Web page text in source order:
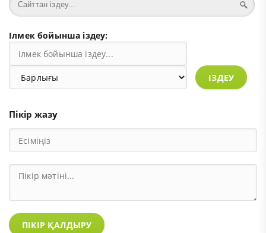
Ілмек бойынша іздеу:
ІЗДЕУ
Пікір жазу
ПІКІР ҚАЛДЫРУ